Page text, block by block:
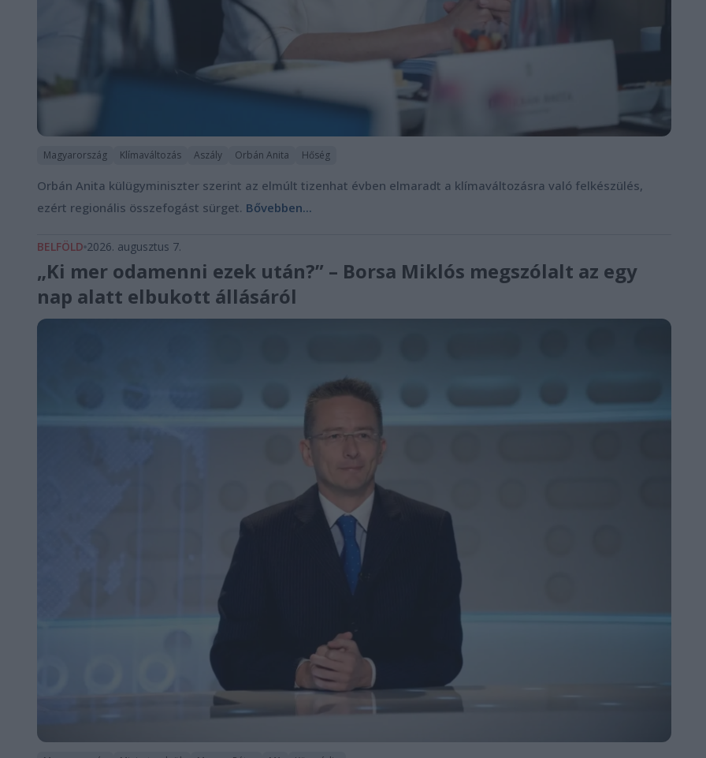
Magyarország Klímaváltozás Aszály Orbán Anita Hőség
Orbán Anita külügyminiszter szerint az elmúlt tizenhat évben elmaradt a klímaváltozásra való felkészülés,
ezért regionális összefogást sürget. Bővebben...
BELFÖLD 2026. augusztus 7.
„Ki mer odamenni ezek után?” – Borsa Miklós megszólalt az egy
nap alatt elbukott állásáról